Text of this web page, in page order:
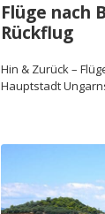
Flüge nach
Rückflug
Hin & Zurück –
Hauptstadt